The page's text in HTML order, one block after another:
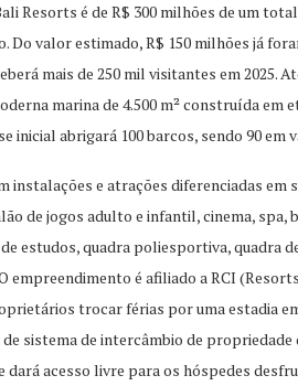
Resorts é de R$ 300 milhões de um
Do valor estimado, R$ 150 milhões já
mais de 250 mil visitantes em 2025.
marina de 4.500 m² construída em
inicial abrigará 100 barcos, sendo 90 em
instalações e atrações diferenciadas em
de jogos adulto e infantil, cinema,
estudos, quadra poliesportiva, quadra
empreendimento é afiliado a RCI
trocar férias por uma estadia
sistema de intercâmbio de propriedade
acesso livre para os hóspedes